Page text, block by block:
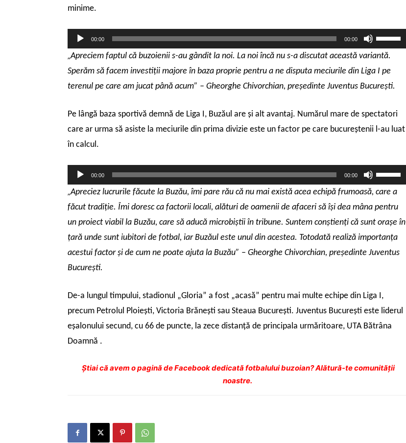
minime.
Player
audio
00:00 00:00
tastele
săgeată
sus/jos
pentru
mări
sau
„Apreciem faptul că buzoienii s-au gândit la noi. La noi încă nu s-a discutat această variantă.
Sperăm să facem investiţii majore în baza proprie pentru a ne disputa meciurile din Liga I pe
terenul pe care am jucat până acum” – Gheorghe Chivorchian, preşedinte Juventus Bucureşti.
Pe lângă baza sportivă demnă de Liga I, Buzăul are şi alt avantaj. Numărul mare de spectatori
care ar urma să asiste la meciurile din prima divizie este un factor pe care bucureştenii l-au luat
în calcul.
Player
audio
00:00 00:00
tastele
săgeată
sus/jos
pentru
a
„Apreciez lucrurile făcute la Buzău, îmi pare rău că nu mai există acea echipă frumoasă, care a
făcut tradiţie. Îmi doresc ca factorii locali, alături de oamenii de afaceri să îşi dea mâna pentru
un proiect viabil la Buzău, care să aducă microbiştii în tribune. Suntem conştienţi că sunt oraşe în
ţară unde sunt iubitori de fotbal, iar Buzăul este unul din acestea. Totodată realiză importanţa
acestui factor şi de cum ne poate ajuta la Buzău” – Gheorghe Chivorchian, preşedinte Juventus
Bucureşti.
De-a lungul timpului, stadionul „Gloria” a fost „acasă” pentru mai multe echipe din Liga I,
precum Petrolul Ploieşti, Victoria Brăneşti sau Steaua Bucureşti. Juventus Bucureşti este liderul
eşalonului secund, cu 66 de puncte, la zece distanţă de principala urmăritoare, UTA Bătrâna
Doamnă .
Ştiai că avem o pagină de Facebook dedicată fotbalului buzoian? Alătură-te comunității
noastre.